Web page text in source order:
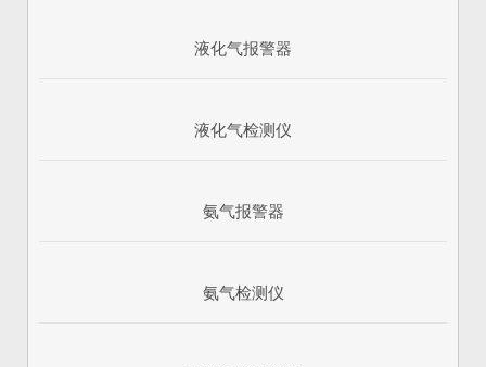
液化气报警器
液化气检测仪
氨气报警器
氨气检测仪